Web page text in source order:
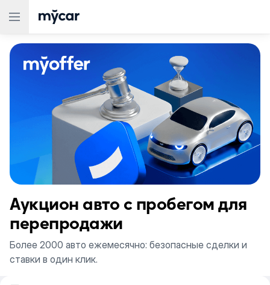
Аукцион авто с пробегом для
перепродажи
Более 2000 авто ежемесячно: безопасные сделки и
ставки в один клик.